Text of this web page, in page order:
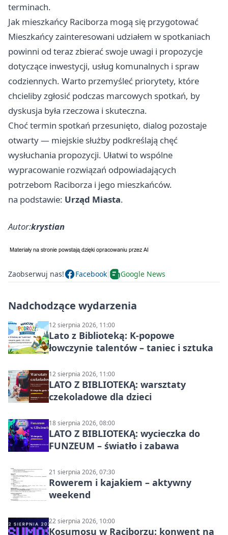
terminach.
Jak mieszkańcy Raciborza mogą się przygotować
Mieszkańcy zainteresowani udziałem w spotkaniach
powinni od teraz zbierać swoje uwagi i propozycje
dotyczące inwestycji, usług komunalnych i spraw
codziennych. Warto przemyśleć priorytety, które
chcieliby zgłosić podczas marcowych spotkań, by
dyskusja była rzeczowa i skuteczna.
Choć termin spotkań przesunięto, dialog pozostaje
otwarty — miejskie służby podkreślają chęć
wysłuchania propozycji. Ułatwi to wspólne
wypracowanie rozwiązań odpowiadających
potrzebom Raciborza i jego mieszkańców.
na podstawie: Urząd Miasta.
Autor:krystian
Zaobserwuj nas! Facebook Google News
Nadchodzące wydarzenia
12 sierpnia 2026, 11:00
Lato z Biblioteką: K-popowe
łowczynie talentów – taniec i sztuka
12 sierpnia 2026, 11:00
LATO Z BIBLIOTEKĄ: warsztaty
czekoladowe dla dzieci
18 sierpnia 2026, 08:00
LATO Z BIBLIOTEKĄ: wycieczka do
FUNZEUM – światło i zabawa
21 sierpnia 2026, 07:30
Rowerem i kajakiem – aktywny
weekend
22 sierpnia 2026, 10:00
Kosumosu w Raciborzu: konwent na